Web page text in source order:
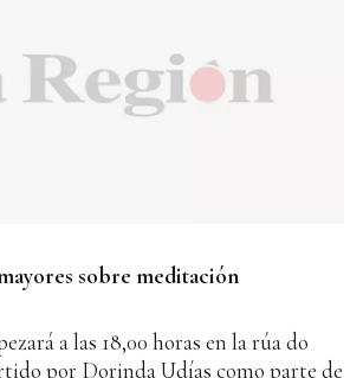
sobre meditación
a las 18,00 horas en la rúa do
por Dorinda Udías como parte de